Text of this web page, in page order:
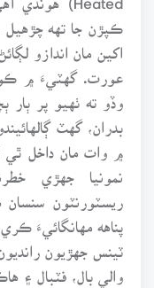
ڪپڙن جا تهه چڙهيل
اکين مان اندازو
عورت. گهٽيءَ ۾ ڪو
وڏو ته ٺهيو پر ٻار
بدران، گهٽ
۾ وات مان داخل
نمونيا جهڙي
ريسٽورنٽون
پناهه مهانگائيءَ
ٽينس جهڙيون
والي بال، فٽبال ۽